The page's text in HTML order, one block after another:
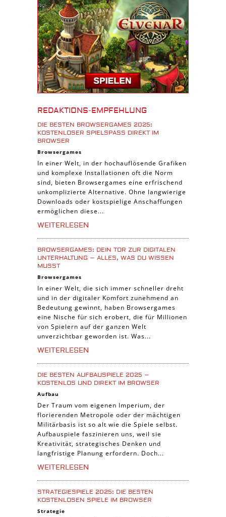
Download Spiele
3D Spiele
Tablet Spiele
Android Spiele
iPhone Spiele
iOS Spiele
iPad Spiele
Denk Spiele
Piraten Spiele
Sport Spiele
Pferde Spiele
Simulation Spiele
Tier Spiele
Casual Spiele
Abenteuer Spiele
Online Spiele
3-Gewinnt Spiele
Trading Card Spiele
Manager Spiele
REDAKTIONS-EMPFEHLUNG
DIE BESTEN BROWSERGAMES 2025:
KOSTENLOSER SPIELSPASS DIREKT IM B
ROWSER
Browsergames
In einer Welt, in der hochauflösende Grafiken
und komplexe Installationen oft die Norm
sind, bieten Browsergames eine erfrischend
unkomplizierte Alternative. Ohne langwierige
Downloads oder kostspielige Anschaffungen
ermöglichen diese...
WEITERLESEN
BROWSERGAMES: DEIN TOR ZUR DIGITALEN
UNTERHALTUNG – ALLES, WAS DU WISSEN
MUSST
Browsergames
In einer Welt, die sich immer schneller dreht
und in der digitaler Komfort zunehmend an
Bedeutung gewinnt, haben Browsergames
eine Nische für sich erobert, die für Millionen
von Spielern auf der ganzen Welt
unverzichtbar geworden ist. Was...
WEITERLESEN
DIE BESTEN AUFBAUSPIELE 2025 –
KOSTENLOS UND DIREKT IM BROWSER
Aufbau
Der Traum vom eigenen Imperium, der
florierenden Metropole oder der mächtigen
Militärbasis ist so alt wie die Spiele selbst.
Aufbauspiele faszinieren uns, weil sie
Kreativität, strategisches Denken und
langfristige Planung erfordern. Doch...
WEITERLESEN
STRATEGIESPIELE 2025: DIE BESTEN
KOSTENLOSEN SPIELE IM BROWSER
Strategie